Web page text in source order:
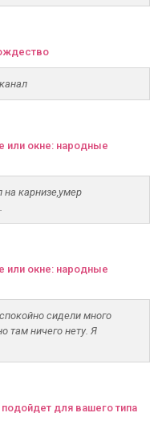
или окне: народные
на карнизе,умер
или окне: народные
сидели много
там ничего нету. Я
для вашего типа